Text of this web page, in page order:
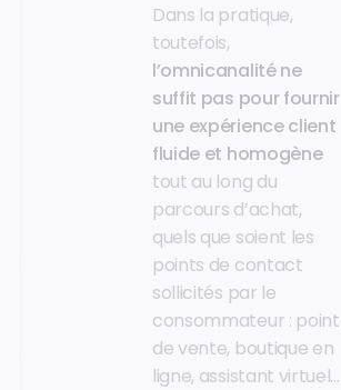
Dans la pratique,
toutefois,
l’omnicanalité ne
suffit pas pour fournir
une expérience client
fluide et homogène
tout au long du
parcours d’achat,
quels que soient les
points de contact
sollicités par le
consommateur : point
de vente, boutique en
ligne, assistant virtuel…